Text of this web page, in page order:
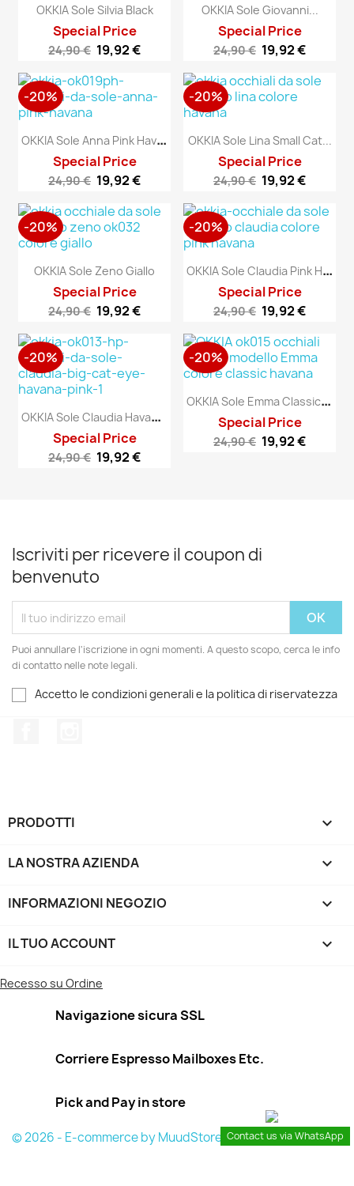
OKKIA Sole Silvia Black
Special Price
24,90 € 19,92 €
OKKIA Sole Giovanni...
Special Price
24,90 € 19,92 €
O
KKIA Sole Anna Pink Havana
Special Price
24,90 € 19,92 €
-20%
OKKIA Sole Lina Small Cat...
Special Price
24,90 € 19,92 €
-20%
OKKIA Sole Zeno Giallo
Special Price
24,90 € 19,92 €
-20%
O
KKIA Sole Claudia Pink Havana
Special Price
24,90 € 19,92 €
-20%
O
KKIA Sole Claudia Havana Pink
Special Price
24,90 € 19,92 €
-20%
O
KKIA Sole Emma Classic Havana
Special Price
24,90 € 19,92 €
-20%
Iscriviti per ricevere il coupon di
benvenuto
Puoi annullare l'iscrizione in ogni momenti. A questo scopo, cerca le info
di contatto nelle note legali.
Accetto le condizioni generali e la politica di riservatezza
PRODOTTI 
LA NOSTRA AZIENDA 
INFORMAZIONI NEGOZIO keyboard_arrow_down
IL TUO ACCOUNT 
Recesso su Ordine
Navigazione sicura SSL
Corriere Espresso Mailboxes Etc.
Pick and Pay in store
© 2026 - E-commerce by MuudStore Contact us via WhatsApp